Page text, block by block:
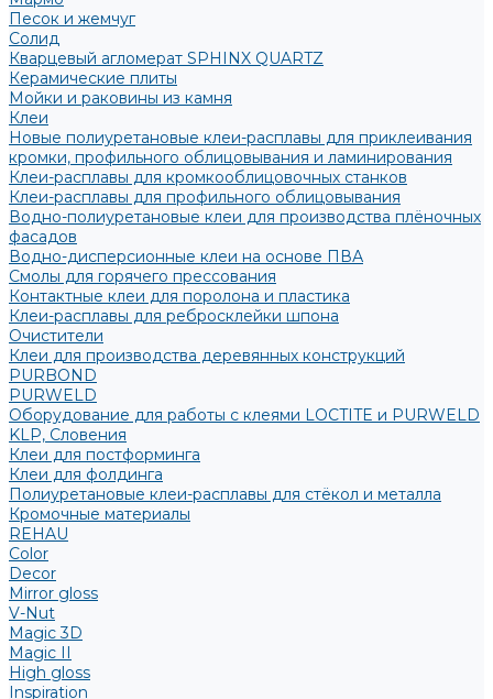
Песок и жемчуг
Солид
Кварцевый агломерат SPHINX QUARTZ
Керамические плиты
Мойки и раковины из камня
Клеи
Новые полиуретановые клеи-расплавы для приклеивания
кромки, профильного облицовывания и ламинирования
Клеи-расплавы для кромкооблицовочных станков
Клеи-расплавы для профильного облицовывания
Водно-полиуретановые клеи для производства плёночных
фасадов
Водно-дисперсионные клеи на основе ПВА
Смолы для горячего прессования
Контактные клеи для поролона и пластика
Клеи-расплавы для ребросклейки шпона
Очистители
Клеи для производства деревянных конструкций
PURBOND
PURWELD
Оборудование для работы с клеями LOCTITE и PURWELD
KLP, Словения
Клеи для постформинга
Клеи для фолдинга
Полиуретановые клеи-расплавы для стёкол и металла
Кромочные материалы
REHAU
Color
Decor
Mirror gloss
V-Nut
Magic 3D
Magic II
High gloss
Inspiration